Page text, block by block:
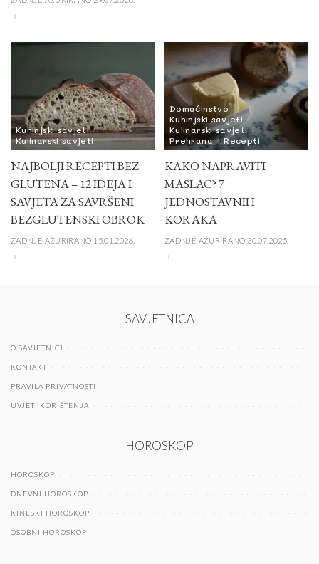
Kuhinjski savjeti
Kulinarski savjeti
NAJBOLJI RECEPTI BEZ
GLUTENA – 12 IDEJA I
SAVJETA ZA SAVRŠENI
BEZGLUTENSKI OBROK
ZADNJE AŽURIRANO 15.01.2026.
Domaćinstvo
Kuhinjski savjeti
Kulinarski savjeti
Prehrana
Recepti
KAKO NAPRAVITI
MASLAC? 7
JEDNOSTAVNIH
KORAKA
ZADNJE AŽURIRANO 30.07.2025.
SAVJETNICA
O SAVJETNICI
KONTAKT
PRAVILA PRIVATNOSTI
UVJETI KORIŠTENJA
HOROSKOP
HOROSKOP
DNEVNI HOROSKOP
KINESKI HOROSKOP
OSOBNI HOROSKOP